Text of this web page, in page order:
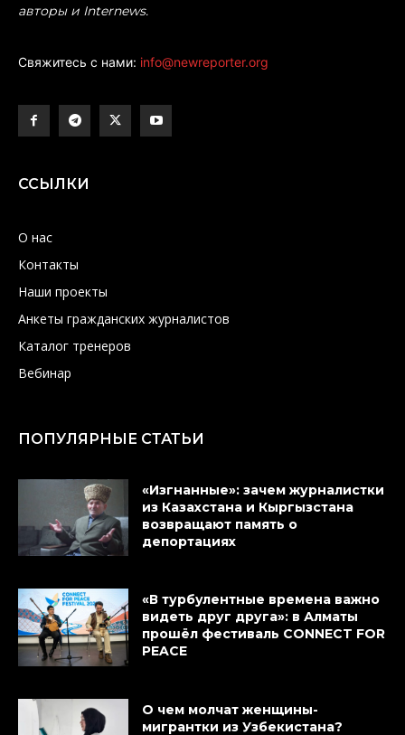
авторы и Internews.
Свяжитесь с нами: info@newreporter.org
ССЫЛКИ
О нас
Контакты
Наши проекты
Анкеты гражданских журналистов
Каталог тренеров
Вебинар
ПОПУЛЯРНЫЕ СТАТЬИ
«Изгнанные»: зачем журналистки
из Казахстана и Кыргызстана
возвращают память о
депортациях
«В турбулентные времена важно
видеть друг друга»: в Алматы
прошёл фестиваль CONNECT FOR
PEACE
О чем молчат женщины-
мигрантки из Узбекистана?